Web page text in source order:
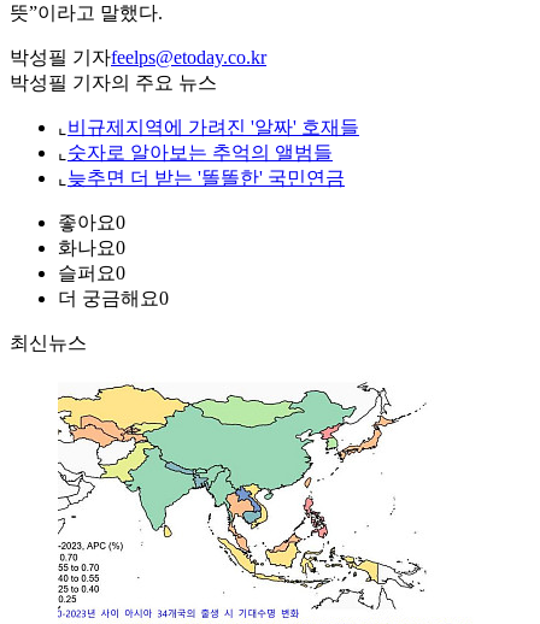
뜻”이라고 말했다.
박성필 기자feelps@etoday.co.kr
박성필 기자의 주요 뉴스
⌞ 비규제지역에 가려진 '알짜' 호재들
⌞ 숫자로 알아보는 추억의 앨범들
⌞ 늦추면 더 받는 '똘똘한' 국민연금
좋아요0
화나요0
슬퍼요0
더 궁금해요0
최신뉴스